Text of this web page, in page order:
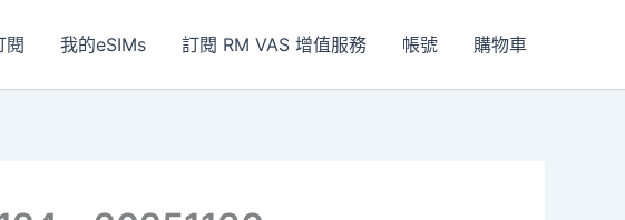
閱 我的eSIMs 訂閱 RM VAS 增值服務 帳號 購物車